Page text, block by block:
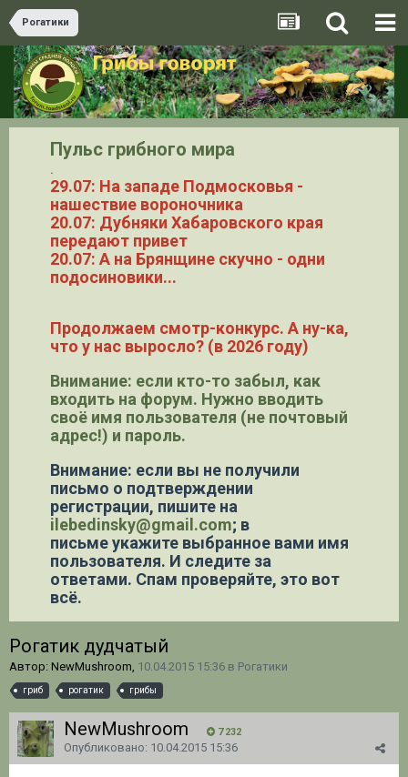
Рогатики
Пульс грибного мира
.
29.07: На западе Подмосковья -
нашествие вороночника
20.07: Дубняки Хабаровского края
передают привет
20.07: А на Брянщине скучно - одни
подосиновики...
Продолжаем смотр-конкурс. А ну-ка,
что у нас выросло? (в 2026 году)
Внимание: если кто-то забыл, как
входить на форум. Нужно вводить
своё имя пользователя (не почтовый
адрес!) и пароль.
Внимание: если вы не получили
письмо о подтверждении
регистрации, пишите на
ilebedinsky@gmail.com; в
письме укажите выбранное вами имя
пользователя. И следите за
ответами. Спам проверяйте, это вот
всё.
Рогатик дудчатый
Автор: NewMushroom, 10.04.2015 15:36 в Рогатики
гриб рогатик грибы
NewMushroom 7 232
Опубликовано: 10.04.2015 15:36